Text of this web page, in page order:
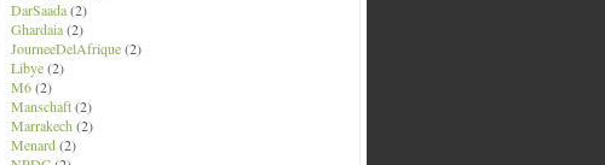
DarSaada(2)
Ghardaia(2)
JourneeDelAfrique(2)
Libye(2)
M6(2)
Manschaft(2)
Marrakech (2)
Menard(2)